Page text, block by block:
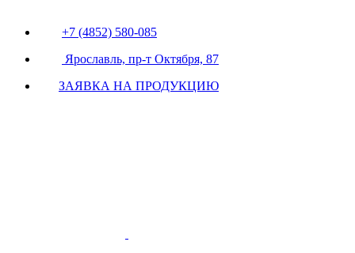
+7 (4852) 580-085
Ярославль, пр-т Октября, 87
ЗАЯВКА НА ПРОДУКЦИЮ